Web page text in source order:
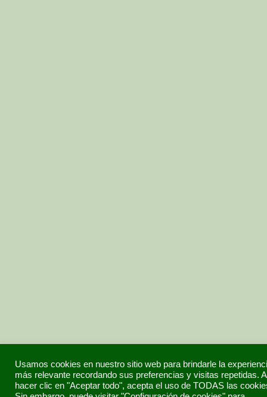
Usamos cookies en nuestro sitio web para brindarle la
más relevante recordando sus preferencias y visitas repetidas.
hacer clic en "Aceptar todo", acepta el uso de TODAS las